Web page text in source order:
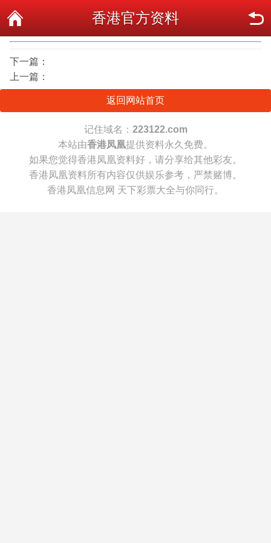
香港官方资料
下一篇：
上一篇：
返回网站首页
记住域名： 223122.com
本站由香港凤凰提供资料永久免费。
如果您觉得香港凤凰资料好，请分享给其他彩友。
香港凤凰资料所有内容仅供娱乐参考，严禁赌博。
香港凤凰信息网 天下彩票大全与你同行。